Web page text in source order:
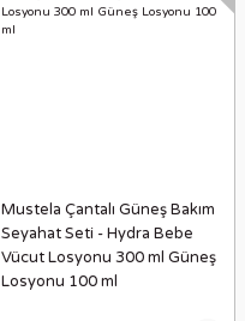
Mustela Çantalı Güneş Bakım
Seyahat Seti - Hydra Bebe
Vücut Losyonu 300 ml Güneş
Losyonu 100 ml